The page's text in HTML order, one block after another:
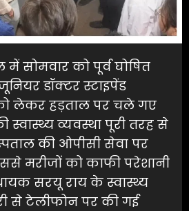
सोमवार को पूर्व घोषित
डॉक्टर स्टाइपेंड
लेकर हड़ताल पर चले गए
व्यवस्था पूरी तरह से
की ओपीसी सेवा पर
मरीजों को काफी परेशानी
सरयू राय के स्वास्थ्य
से टेलीफोन पर की गई